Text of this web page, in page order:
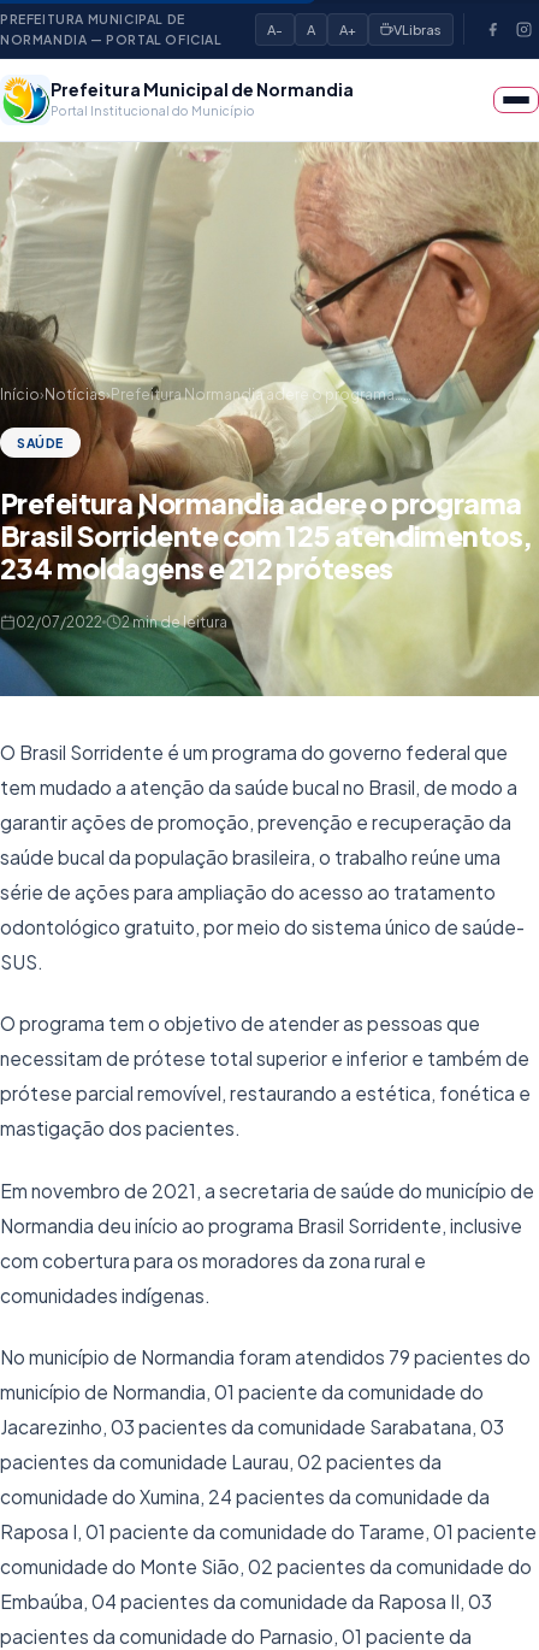
PREFEITURA MUNICIPAL DE
NORMANDIA — PORTAL OFICIAL
A- A A+ VLibras
Prefeitura Municipal de Normandia
Portal Institucional do Município
Início› Notícias›Prefeitura Normandia adere o programa……
SAÚDE
Prefeitura Normandia adere o programa
Brasil Sorridente com 125 atendimentos,
234 moldagens e 212 próteses
02/07/2022 2 min de leitura
O Brasil Sorridente é um programa do governo federal que
tem mudado a atenção da saúde bucal no Brasil, de modo a
garantir ações de promoção, prevenção e recuperação da
saúde bucal da população brasileira, o trabalho reúne uma
série de ações para ampliação do acesso ao tratamento
odontológico gratuito, por meio do sistema único de saúde-
SUS.
O programa tem o objetivo de atender as pessoas que
necessitam de prótese total superior e inferior e também de
prótese parcial removível, restaurando a estética, fonética e
mastigação dos pacientes.
Em novembro de 2021, a secretaria de saúde do município de
Normandia deu início ao programa Brasil Sorridente, inclusive
com cobertura para os moradores da zona rural e
comunidades indígenas.
No município de Normandia foram atendidos 79 pacientes do
município de Normandia, 01 paciente da comunidade do
Jacarezinho, 03 pacientes da comunidade Sarabatana, 03
pacientes da comunidade Laurau, 02 pacientes da
comunidade do Xumina, 24 pacientes da comunidade da
Raposa I, 01 paciente da comunidade do Tarame, 01 paciente
comunidade do Monte Sião, 02 pacientes da comunidade do
Embaúba, 04 pacientes da comunidade da Raposa II, 03
pacientes da comunidade do Parnasio, 01 paciente da